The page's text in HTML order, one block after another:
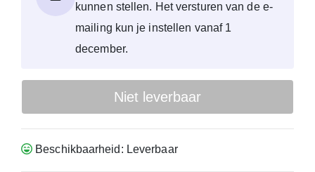
kunnen stellen. Het versturen van de e-
mailing kun je instellen vanaf 1
december.
Niet leverbaar
Beschikbaarheid: Leverbaar